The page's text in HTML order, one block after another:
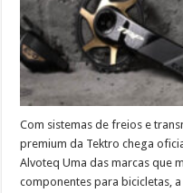
Com sistemas de freios e
premium da Tektro chega
Alvoteq Uma das marcas que
componentes para bicicletas,